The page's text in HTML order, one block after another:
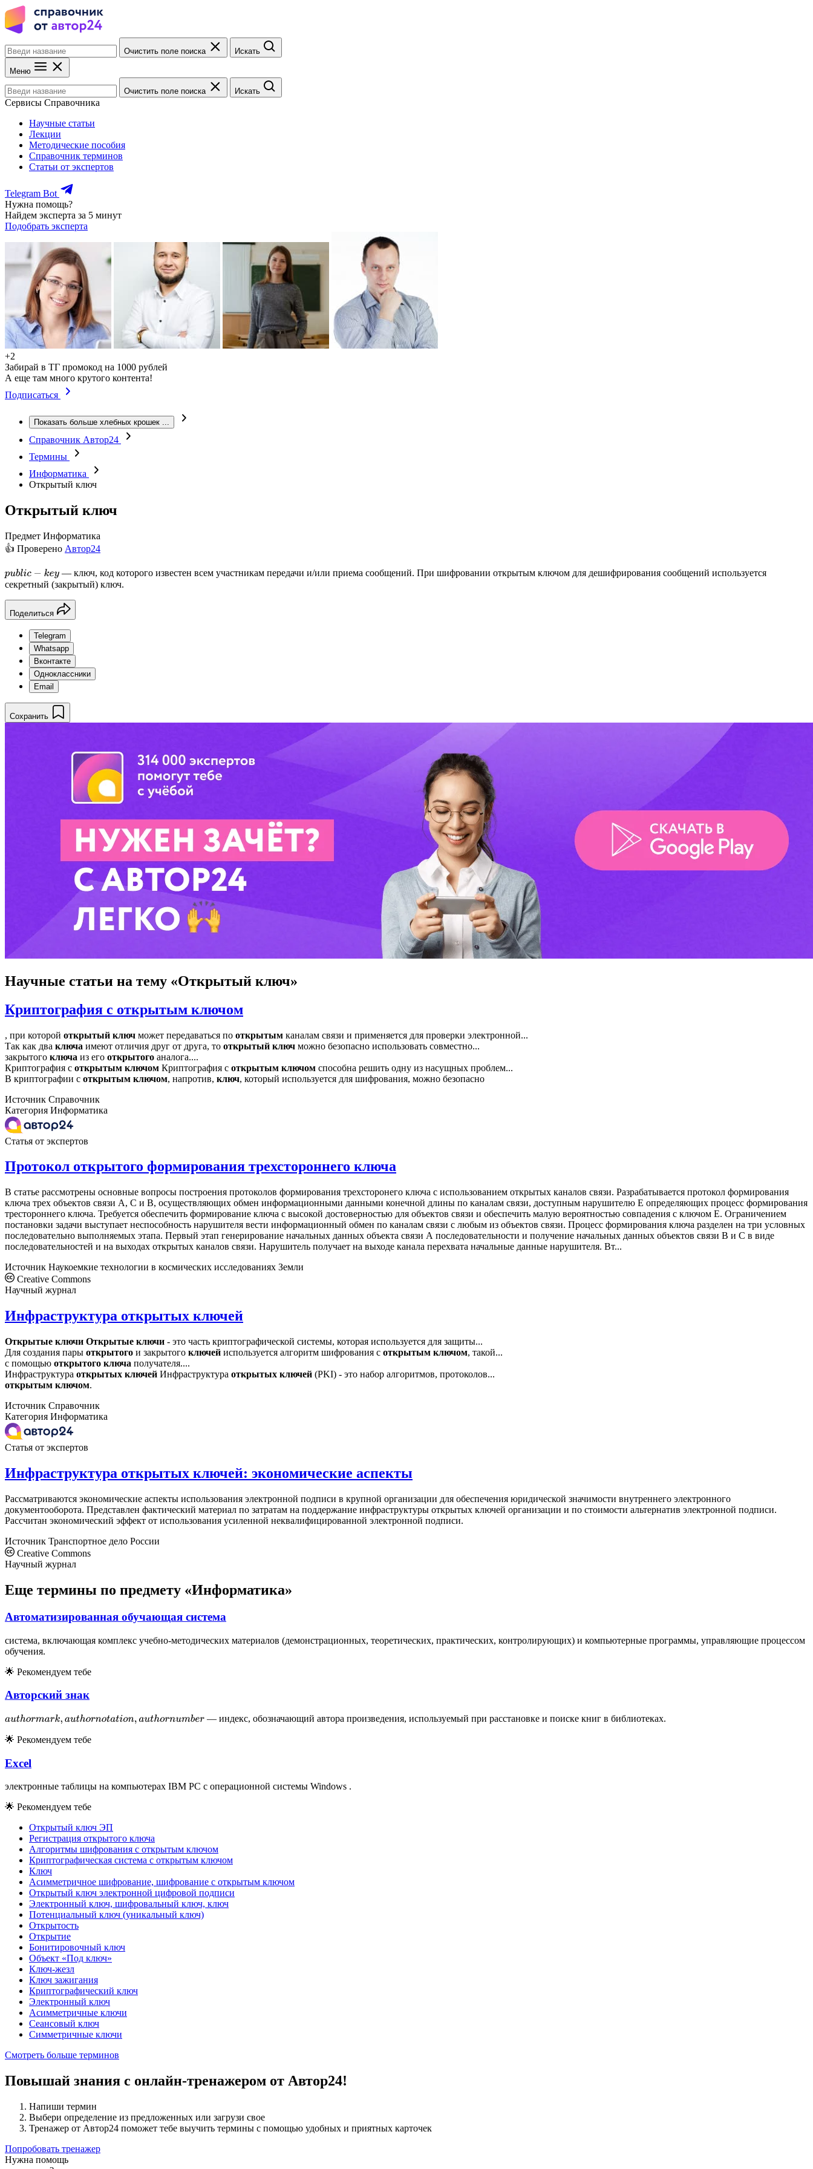
Очистить поле поиска Искать
Меню
Очистить поле поиска Искать
Сервисы Справочника
Научные статьи
Лекции
Методические пособия
Справочник терминов
Статьи от экспертов
Telegram Bot
Нужна помощь?
Найдем эксперта за 5 минут
Подобрать эксперта
+2
Забирай в ТГ промокод на 1000 рублей
А еще там много крутого контента!
Подписаться
Показать больше хлебных крошек ...
Справочник Автор24
Термины
Информатика
Открытый ключ
Открытый ключ
Предмет Информатика
👍 Проверено Автор24
public− ke y
— ключ, код которого известен всем участникам передачи и/или приема сообщений. При шифровании открытым ключом для дешифрирования сообщений используется
секретный (закрытый) ключ.
Поделиться
Telegram
Whatsapp
Вконтакте
Одноклассники
Email
Сохранить
Научные статьи на тему «Открытый ключ»
Криптография с открытым ключом
, при которой открытый ключ может передаваться по открытым каналам связи и применяется для проверки электронной...
Так как два ключа имеют отличия друг от друга, то открытый ключ можно безопасно использовать совместно...
закрытого ключа из его открытого аналога....
Криптография с открытым ключом Криптография с открытым ключом способна решить одну из насущных проблем...
В криптографии с открытым ключом, напротив, ключ, который используется для шифрования, можно безопасно
Источник Справочник
Категория Информатика
Статья от экспертов
Протокол открытого формирования трехстороннего ключа
В статье рассмотрены основные вопросы построения протоколов формирования трехсторонего ключа с использованием открытых каналов связи. Разрабатывается протокол формирования
ключа трех объектов связи А, С и В, осуществляющих обмен информационными данными конечной длины по каналам связи, доступным нарушителю Е определяющих процесс формирования
трестороннего ключа. Требуется обеспечить формирование ключа с высокой достоверностью для объектов связи и обеспечить малую вероятностью совпадения с ключом Е. Ограничением
постановки задачи выступает неспособность нарушителя вести информационный обмен по каналам связи с любым из объектов связи. Процесс формирования ключа разделен на три условных
последовательно выполняемых этапа. Первый этап генерирование начальных данных объекта связи А последовательности и получение начальных данных объектов связи В и С в виде
последовательностей и на выходах открытых каналов связи. Нарушитель получает на выходе канала перехвата начальные данные нарушителя. Вт...
Источник Наукоемкие технологии в космических исследованиях Земли
Creative Commons
Научный журнал
Инфраструктура открытых ключей
Открытые ключи Открытые ключи - это часть криптографической системы, которая используется для защиты...
Для создания пары открытого и закрытого ключей используется алгоритм шифрования с открытым ключом, такой...
с помощью открытого ключа получателя....
Инфраструктура открытых ключей Инфраструктура открытых ключей (PKI) - это набор алгоритмов, протоколов...
открытым ключом.
Источник Справочник
Категория Информатика
Статья от экспертов
Инфраструктура открытых ключей: экономические аспекты
Рассматриваются экономические аспекты использования электронной подписи в крупной организации для обеспечения юридической значимости внутреннего электронного
документооборота. Представлен фактический материал по затратам на поддержание инфраструктуры открытых ключей организации и по стоимости альтернатив электронной подписи.
Рассчитан экономический эффект от использования усиленной неквалифицированной электронной подписи.
Источник Транспортное дело России
Creative Commons
Научный журнал
Еще термины по предмету «Информатика»
Автоматизированная обучающая система
система, включающая комплекс учебно-методических материалов (демонстрационных, теоретических, практических, контролирующих) и компьютерные программы, управляющие процессом
обучения.
🌟 Рекомендуем тебе
Авторский знак
authormark,aut hornotation,authorn umber — индекс, обозначающий автора произведения, используемый при расстановке и поиске книг в библиотеках.
🌟 Рекомендуем тебе
Excel
электронные таблицы на компьютерах IBM PC с операционной системы Windows .
🌟 Рекомендуем тебе
Открытый ключ ЭП
Регистрация открытого ключа
Алгоритмы шифрования с открытым ключом
Криптографическая система с открытым ключом
Ключ
Асимметричное шифрование, шифрование с открытым ключом
Открытый ключ электронной цифровой подписи
Электронный ключ, шифровальный ключ, ключ
Потенциальный ключ (уникальный ключ)
Открытость
Открытие
Бонитировочный ключ
Объект «Под ключ»
Ключ-жезл
Ключ зажигания
Криптографический ключ
Электронный ключ
Асимметричные ключи
Сеансовый ключ
Симметричные ключи
Смотреть больше терминов
Повышай знания с онлайн-тренажером от Автор24!
Напиши термин
Выбери определение из предложенных или загрузи свое
Тренажер от Автор24 поможет тебе выучить термины с помощью удобных и приятных карточек
Попробовать тренажер
Нужна помощь